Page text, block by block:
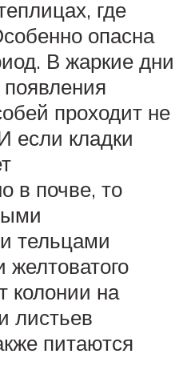
где
опасна
В жаркие дни
проходит не
если кладки
в почве, то
тельцами
желтоватого
колонии на
листьев
питаются